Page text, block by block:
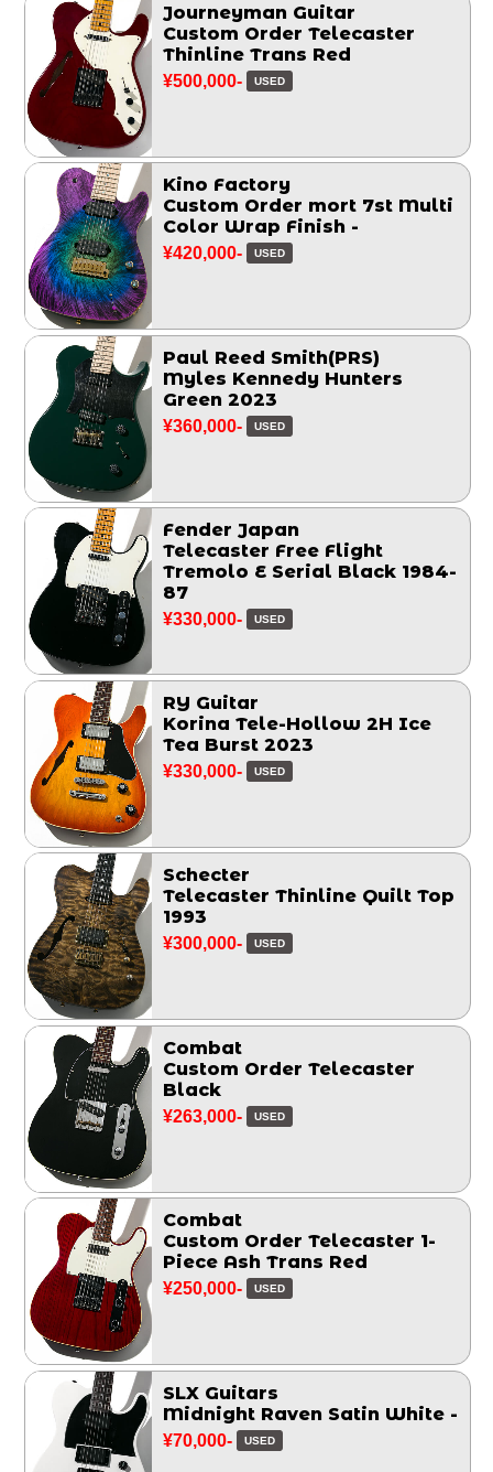
Journeyman Guitar
Custom Order Telecaster
Thinline Trans Red
¥500,000- USED
Kino Factory
Custom Order mort 7st Multi
Color Wrap Finish -
¥420,000- USED
Paul Reed Smith(PRS)
Myles Kennedy Hunters
Green 2023
¥360,000- USED
Fender Japan
Telecaster Free Flight
Tremolo E Serial Black 1984-
87
¥330,000- USED
RY Guitar
Korina Tele-Hollow 2H Ice
Tea Burst 2023
¥330,000- USED
Schecter
Telecaster Thinline Quilt Top
1993
¥300,000- USED
Combat
Custom Order Telecaster
Black
¥263,000- USED
Combat
Custom Order Telecaster 1-
Piece Ash Trans Red
¥250,000- USED
SLX Guitars
Midnight Raven Satin White -
¥70,000- USED